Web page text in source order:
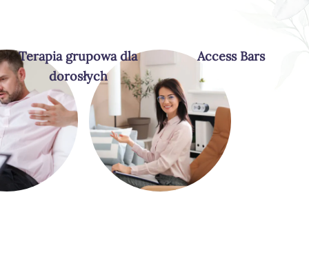
Terapia grupowa dla
dorosłych
Access Bars